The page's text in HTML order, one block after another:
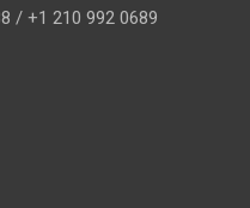
/ +1 210 992 0689